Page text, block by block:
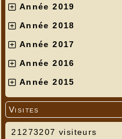
Année 2019
Année 2018
Année 2017
Année 2016
Année 2015
Visites
21273207 visiteurs